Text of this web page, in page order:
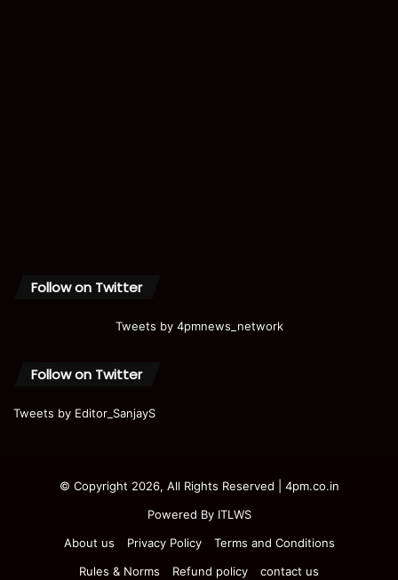
Follow on Twitter
Tweets by 4pmnews_network
Follow on Twitter
Tweets by Editor_SanjayS
© Copyright 2026, All Rights Reserved | 4pm.co.in
Powered By ITLWS
About us
Privacy Policy
Terms and Conditions
Rules & Norms
Refund policy contact us